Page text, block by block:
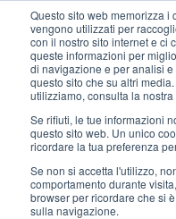
Questo sito web memorizza i
vengono utilizzati per
con il nostro sito internet e ci
queste informazioni per
di navigazione e per analisi
questo sito che su altri
utilizziamo, consulta la nostra
Se rifiuti, le tue informazioni
questo sito web. Un unico
ricordare la tua preferenza
Se non si accetta l'utilizzo,
comportamento durante
browser per ricordare che si
sulla navigazione.
contenuto
principale
TSC ha
dispositivi di
applicazioni